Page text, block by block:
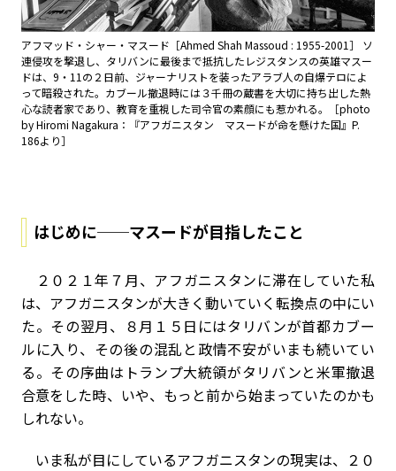
アフマッド・シャー・マスード［Ahmed Shah Massoud : 1955-2001］ ソ
連侵攻を撃退し、タリバンに最後まで抵抗したレジスタンスの英雄マスー
ドは、9・11の２日前、ジャーナリストを装ったアラブ人の自爆テロによ
って暗殺された。カブール撤退時には３千冊の蔵書を大切に持ち出した熱
心な読者家であり、教育を重視した司令官の素顔にも惹かれる。［photo
by Hiromi Nagakura：『アフガニスタン マスードが命を懸けた国』P.
186より］
はじめに──マスードが目指したこと
２０２１年７月、アフガニスタンに滞在していた私
は、アフガニスタンが大きく動いていく転換点の中にい
た。その翌月、８月１５日にはタリバンが首都カブー
ルに入り、その後の混乱と政情不安がいまも続いてい
る。その序曲はトランプ大統領がタリバンと米軍撤退
合意をした時、いや、もっと前から始まっていたのかも
しれない。
いま私が目にしているアフガニスタンの現実は、２０